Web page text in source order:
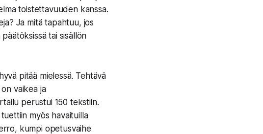
toistettavuuden kanssa.
Ja mitä tapahtuu, jos
tai sisällön
pitää mielessä. Tehtävä
vaikea ja
perustui 150 tekstiin.
myös havaituilla
kumpi opetusvaihe